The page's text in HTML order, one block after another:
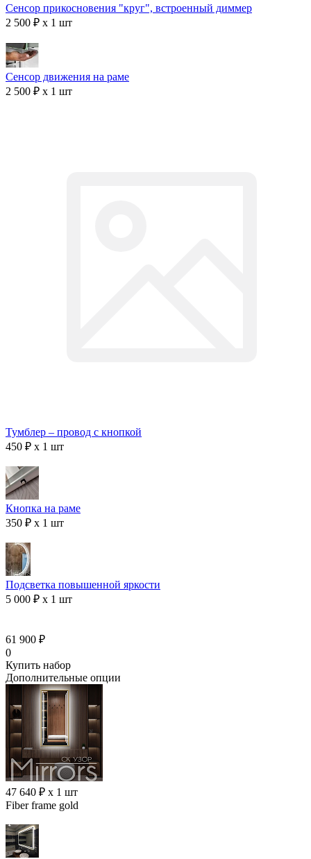
Сенсор прикосновения "круг", встроенный диммер
2 500 ₽ x 1 шт
Сенсор движения на раме
2 500 ₽ x 1 шт
Тумблер – провод с кнопкой
450 ₽ x 1 шт
Кнопка на раме
350 ₽ x 1 шт
Подсветка повышенной яркости
5 000 ₽ x 1 шт
61 900 ₽
0
Купить набор
Дополнительные опции
47 640 ₽ x 1 шт
Fiber frame gold